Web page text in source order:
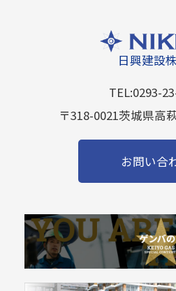
日興建設
TEL:0293-
〒318-0021茨城県高
お問い合